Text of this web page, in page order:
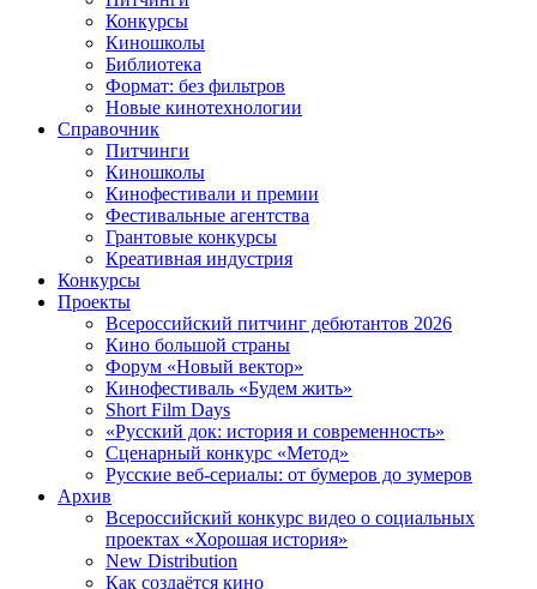
Конкурсы
Киношколы
Библиотека
Формат: без фильтров
Новые кинотехнологии
Справочник
Питчинги
Киношколы
Кинофестивали и премии
Фестивальные агентства
Грантовые конкурсы
Креативная индустрия
Конкурсы
Проекты
Всероссийский питчинг дебютантов 2026
Кино большой страны
Форум «Новый вектор»
Кинофестиваль «Будем жить»
Short Film Days
«Русский док: история и современность»
Сценарный конкурс «Метод»
Русские веб-сериалы: от бумеров до зумеров
Архив
Всероссийский конкурс видео о социальных
проектах «Хорошая история»
New Distribution
Как создаётся кино